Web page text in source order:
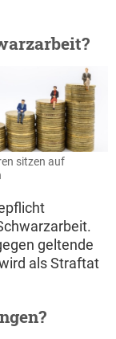
sitzen auf
geltende
als Straftat